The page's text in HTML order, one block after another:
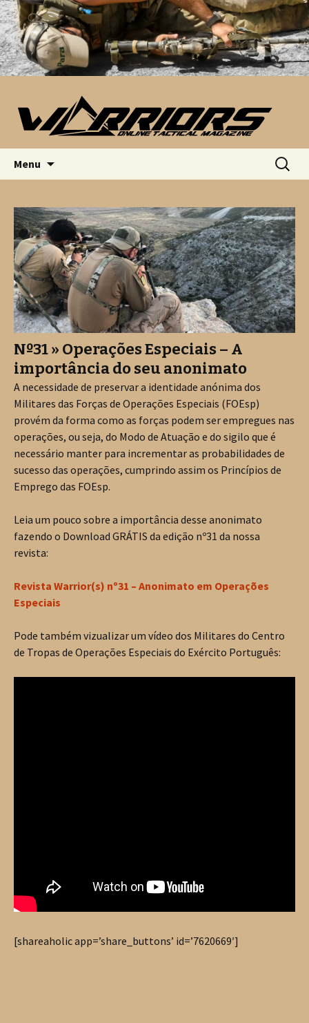
Menu
por:
Nº31 » Operações Especiais – A
importância do seu anonimato
A necessidade de preservar a identidade anónima dos
Militares das Forças de Operações Especiais (FOEsp)
provém da forma como as forças podem ser empregues nas
operações, ou seja, do Modo de Atuação e do sigilo que é
necessário manter para incrementar as probabilidades de
sucesso das operações, cumprindo assim os Princípios de
Emprego das FOEsp.
Leia um pouco sobre a importância desse anonimato
fazendo o Download GRÁTIS da edição nº31 da nossa
revista:
Revista Warrior(s) nº31 – Anonimato em Operações
Especiais
Pode também vizualizar um vídeo dos Militares do Centro
de Tropas de Operações Especiais do Exército Português:
[shareaholic app=’share_buttons’ id=’7620669′]